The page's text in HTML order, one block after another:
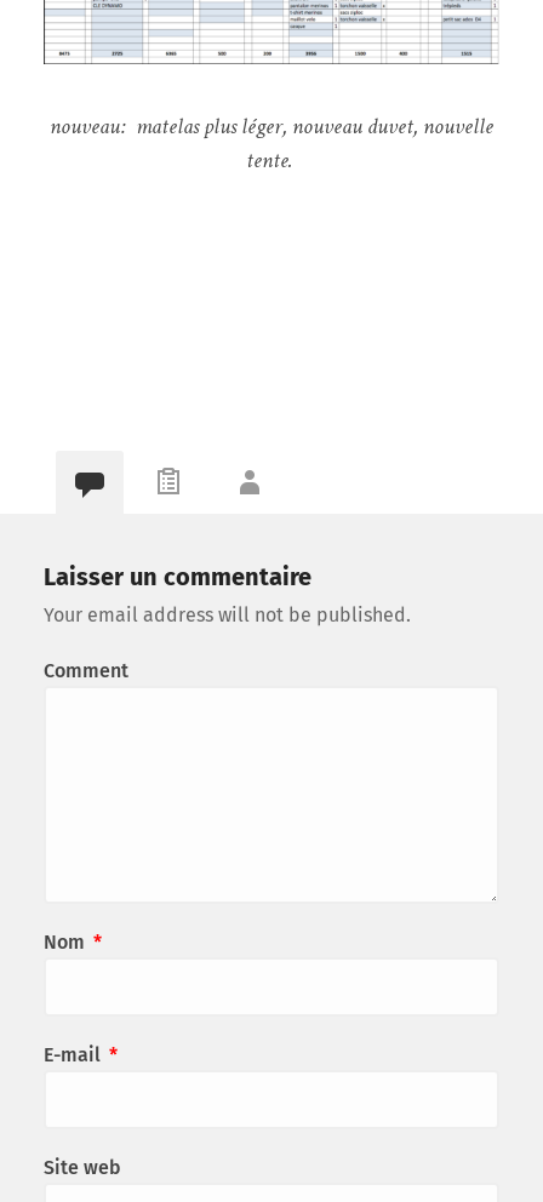
nouveau: matelas plus léger, nouveau duvet, nouvelle
tente.
Laisser un commentaire
Your email address will not be published.
Comment
Nom *
E-mail *
Site web